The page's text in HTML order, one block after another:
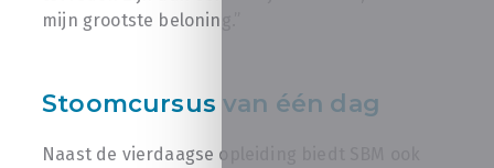
mijn grootste beloning.”
Stoomcursus van één dag
Naast de vierdaagse opleiding biedt SBM ook